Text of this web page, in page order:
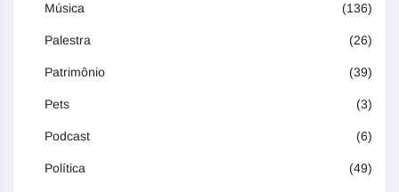
Música (136)
Palestra (26)
Patrimônio (39)
Pets (3)
Podcast (6)
Política (49)